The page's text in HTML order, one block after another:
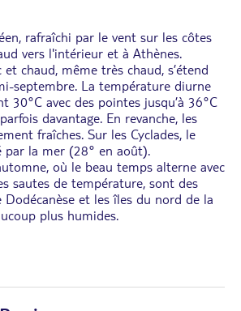
rafraîchi par le vent sur les côtes
vers l'intérieur et à Athènes.
et chaud, même très chaud, s’étend
septembre. La température diurne
30°C avec des pointes jusqu’à 36°C
davantage. En revanche, les
fraîches. Sur les Cyclades, le
la mer (28° en août).
où le beau temps alterne avec
sautes de température, sont des
Dodécanèse et les îles du nord de la
plus humides.